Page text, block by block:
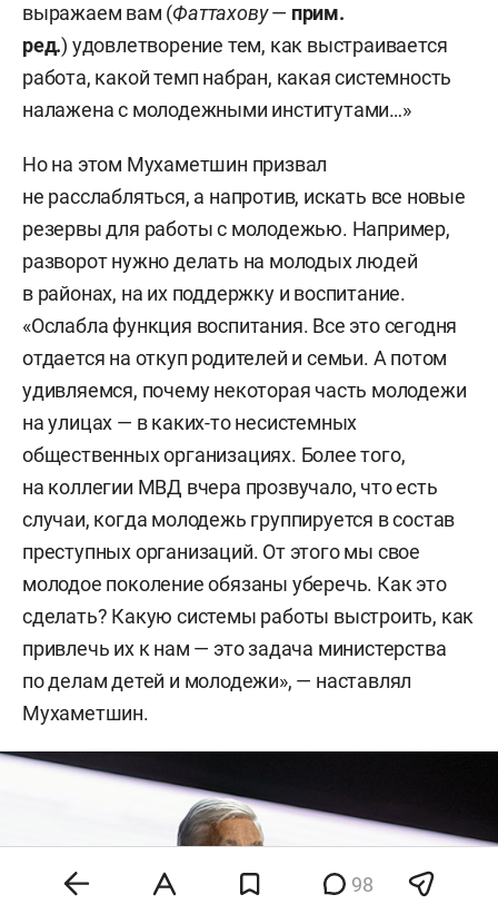
выражаем вам (Фаттахову— прим.
ред.) удовлетворение тем, как выстраивается
работа, какой темп набран, какая системность
налажена с молодежными институтами…»
Но на этом Мухаметшин призвал
не расслабляться, а напротив, искать все новые
резервы для работы с молодежью. Например,
разворот нужно делать на молодых людей
в районах, на их поддержку и воспитание.
«Ослабла функция воспитания. Все это сегодня
отдается на откуп родителей и семьи. А потом
удивляемся, почему некоторая часть молодежи
на улицах — в каких-то несистемных
общественных организациях. Более того,
на коллегии МВД вчера прозвучало, что есть
случаи, когда молодежь группируется в состав
преступных организаций. От этого мы свое
молодое поколение обязаны уберечь. Как это
сделать? Какую системы работы выстроить, как
привлечь их к нам — это задача министерства
по делам детей и молодежи», — наставлял
Мухаметшин.
98